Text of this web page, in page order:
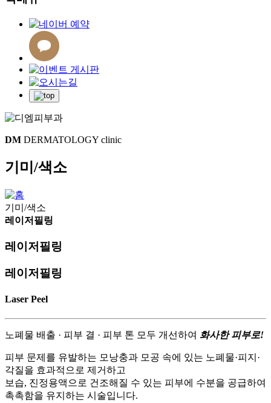
DM DERMATOLOGY clinic
기미/색소
기미/색소
레이저필링
레이저필링
레이저필링
Laser Peel
노폐물 배출 · 피부 결 · 피부 톤 모두 개선하여 화사한 피부로!
피부 문제를 유발하는 모낭충과 모공 속에 있는 노폐물·피지·
각질을 효과적으로 제거하고
보습, 진정용액으로 건조해질 수 있는 피부에 수분을 공급하여
촉촉함을 유지하는 시술입니다.